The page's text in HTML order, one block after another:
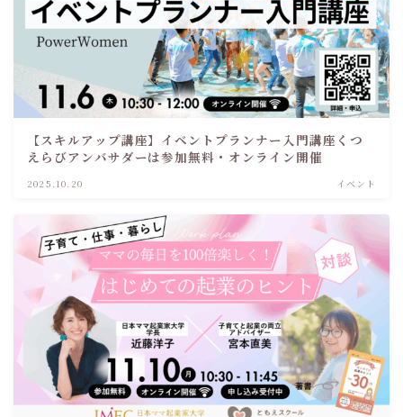
【スキルアップ講座】イベントプランナー入門講座くつ
えらびアンバサダーは参加無料・オンライン開催
2025.10.20 イベント